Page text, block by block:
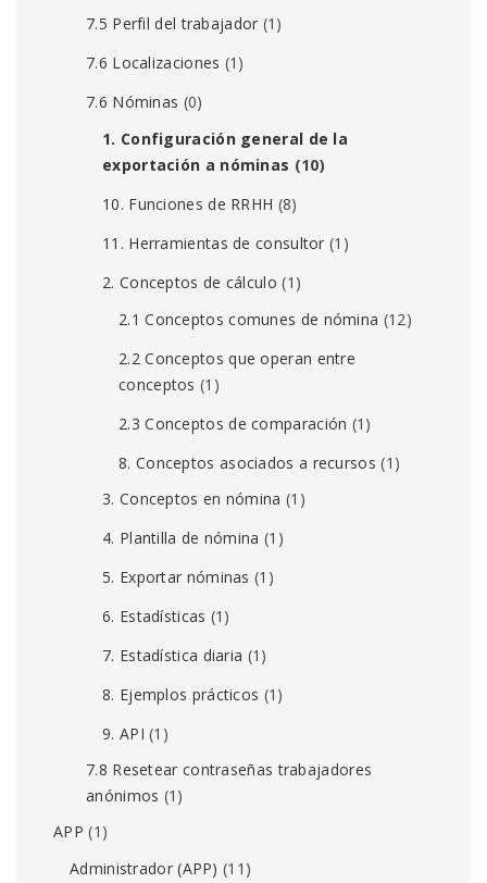
7.5 Perfil del trabajador (1)
7.6 Localizaciones (1)
7.6 Nóminas (0)
1. Configuración general de la
exportación a nóminas (10)
10. Funciones de RRHH (8)
11. Herramientas de consultor (1)
2. Conceptos de cálculo (1)
2.1 Conceptos comunes de nómina (12)
2.2 Conceptos que operan entre
conceptos (1)
2.3 Conceptos de comparación (1)
8. Conceptos asociados a recursos (1)
3. Conceptos en nómina (1)
4. Plantilla de nómina (1)
5. Exportar nóminas (1)
6. Estadísticas (1)
7. Estadística diaria (1)
8. Ejemplos prácticos (1)
9. API (1)
7.8 Resetear contraseñas trabajadores
anónimos (1)
APP (1)
Administrador (APP) (11)